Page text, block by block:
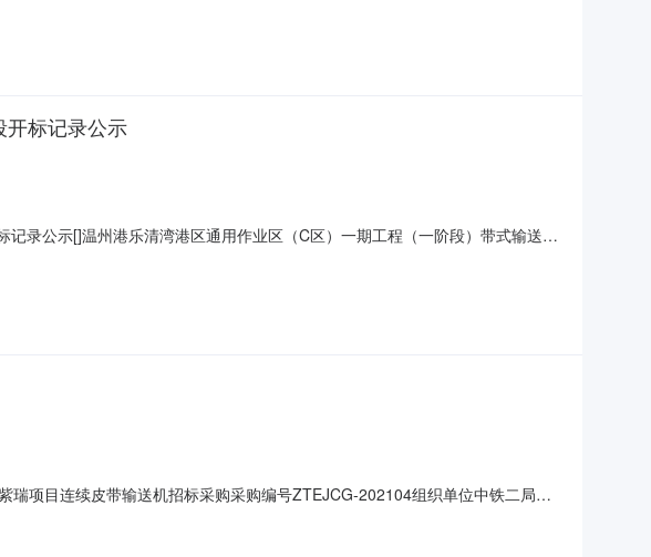
：桂大坚第二中标候选人：江苏山鑫重工有限公司，预期中
开标记录公示
录公示[]温州港乐清湾港区通用作业区（C区）一期工程（一阶段）带式输送机
电话1衡阳运输机械有限公司完好502021年12月1日进场安装（如时间延后，
项目连续皮带输送机招标采购采购编号ZTEJCG-202104组织单位中铁二局设
送机招标采购结果公示（ZTEJCG-202104）各投标人：中铁二局集团有限